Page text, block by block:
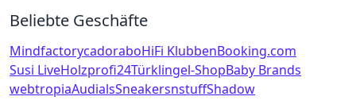
Beliebte Geschäfte
MindfactorycadoraboHiFi KlubbenBooking.com
Susi LiveHolzprofi24Türklingel-ShopBaby Brands
webtropiaAudialsSneakersnstuffShadow